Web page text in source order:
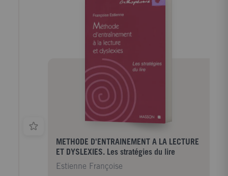
METHODE D'ENTRAINEMENT A LA LECTURE
ET DYSLEXIES. Les stratégies du lire
Estienne Françoise